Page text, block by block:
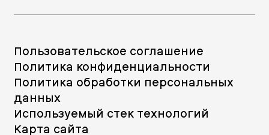
Пользовательское соглашение
Политика конфиденциальности
Политика обработки персональных
данных
Используемый стек технологий
Карта сайта